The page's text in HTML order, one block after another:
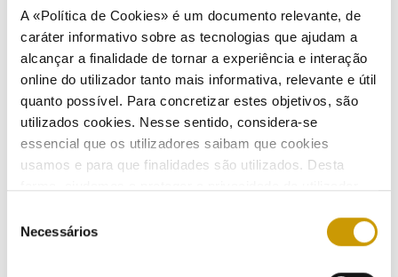
A «Política de Cookies» é um documento relevante, de
caráter informativo sobre as tecnologias que ajudam a
alcançar a finalidade de tornar a experiência e interação
online do utilizador tanto mais informativa, relevante e útil
quanto possível. Para concretizar estes objetivos, são
utilizados cookies. Nesse sentido, considera-se
essencial que os utilizadores saibam que cookies
usamos e para que finalidades são utilizados. Desta
simples possível de usar. Para obter mais informações
sobre como são tratados os seus dados pessoais,
Necessários
de licenças de emissão nos termos do Decreto-Lei
n.º 12/2020, de 6 de abril
16/02/2026
Parecer relativo ao projeto de Despacho de
afetação de receitas ao Sistema Elétrico Nacional